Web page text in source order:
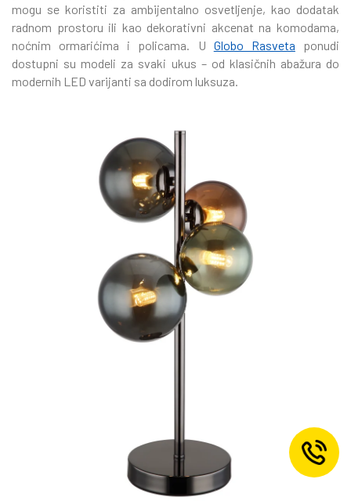
mogu se koristiti za ambijentalno osvetljenje, kao dodatak
radnom prostoru ili kao dekorativni akcenat na komodama,
noćnim ormarićima i policama. U Globo Rasveta ponudi
dostupni su modeli za svaki ukus – od klasičnih abažura do
modernih LED varijanti sa dodirom luksuza.